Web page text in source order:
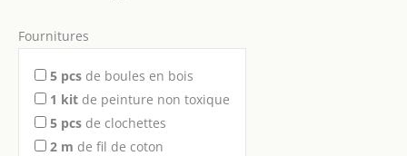
Fournitures
5 pcs de boules en bois
1 kit de peinture non toxique
5 pcs de clochettes
2 m de fil de coton